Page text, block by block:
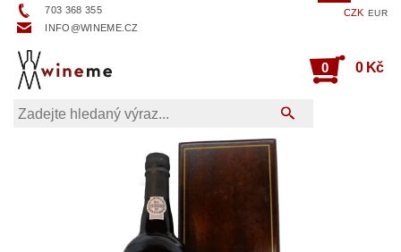
703 368 355
INFO@WINEME.CZ
CZK EUR
0 0 Kč